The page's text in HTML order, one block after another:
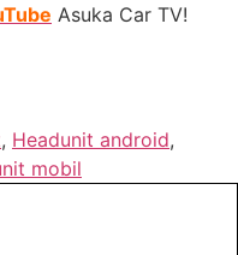
Asuka Car TV!
, Headunit android,
mobil